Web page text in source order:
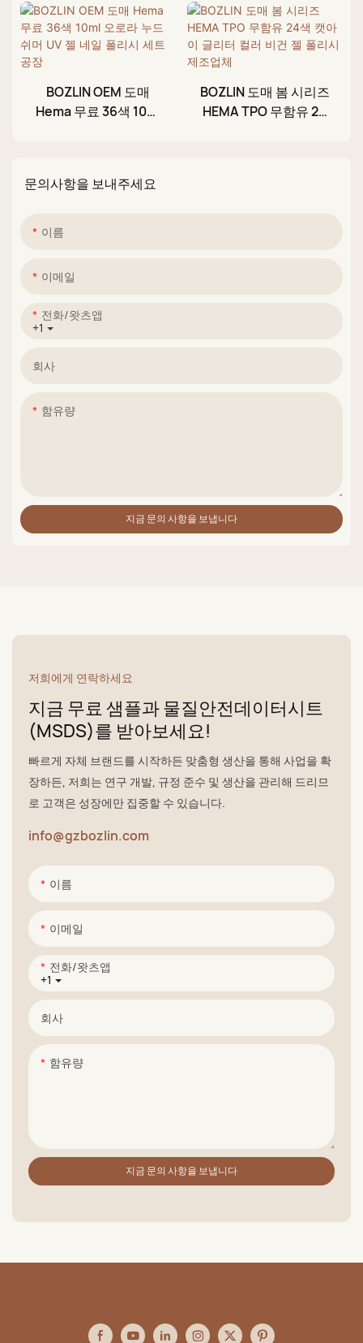
리 글래스 글레이즈 젤
폴리시 도매업체
BOZLIN OEM 도매
Hema 무료 36색 10ml
BOZLIN 도매 봄 시리즈
HEMA TPO 무함유 24
문의사항을 보내주세요
이름
이메일
+1
전화/왓츠앱
회사
함유량
지금 문의 사항을 보냅니다
저희에게 연락하세요
지금 무료 샘플과 물질안전데이터시트
(MSDS)를 받아보세요!
빠르게 자체 브랜드를 시작하든 맞춤형 생산을 통해 사업을 확
장하든, 저희는 연구 개발, 규정 준수 및 생산을 관리해 드리므
로 고객은 성장에만 집중할 수 있습니다.
info@gzbozlin.com
이름
이메일
+1
전화/왓츠앱
회사
함유량
지금 문의 사항을 보냅니다